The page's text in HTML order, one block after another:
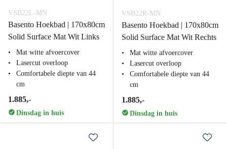
VSB22L-MN
Basento Hoekbad | 170x80cm
Solid Surface Mat Wit Links
Mat witte afvoercover
Lasercut overloop
Comfortabele diepte van 44
cm
1.885,-
Dinsdag in huis
VSB22R-MN
Basento Hoekbad | 170x80cm
Solid Surface Mat Wit Rechts
Mat witte afvoercover
Lasercut overloop
Comfortabele diepte van 44
cm
1.885,-
Dinsdag in huis